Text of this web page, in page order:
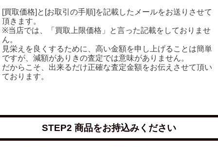
[買取価格]と[お取引の手順]を記載したメールをお送りさせて
頂きます。
※当店では、「買取上限価格」と言った記載をしておりませ
ん。
見栄えを良くするために、高い金額を申し上げることは簡単
ですが、減額がありきの査定では意味がありません。
だからこそ、出来るだけ正確な査定金額をお伝えさせて頂い
ております。
STEP2 商品をお持込みください